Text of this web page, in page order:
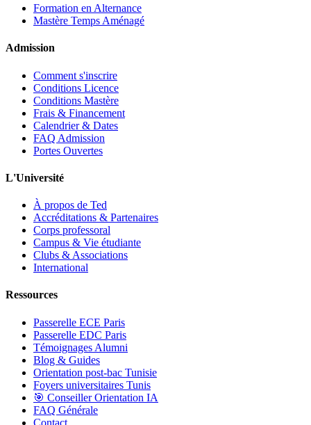
Formation en Alternance
Mastère Temps Aménagé
Admission
Comment s'inscrire
Conditions Licence
Conditions Mastère
Frais & Financement
Calendrier & Dates
FAQ Admission
Portes Ouvertes
L'Université
À propos de Ted
Accréditations & Partenaires
Corps professoral
Campus & Vie étudiante
Clubs & Associations
International
Ressources
Passerelle ECE Paris
Passerelle EDC Paris
Témoignages Alumni
Blog & Guides
Orientation post-bac Tunisie
Foyers universitaires Tunis
🎯 Conseiller Orientation IA
FAQ Générale
Contact